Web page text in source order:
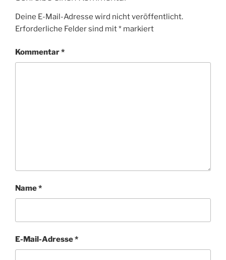
Deine E-Mail-Adresse wird nicht veröffentlicht.
Erforderliche Felder sind mit* markiert
Kommentar*
Name*
E-Mail-Adresse*